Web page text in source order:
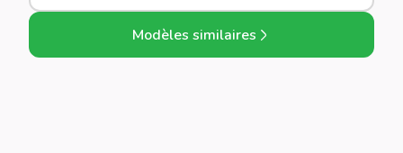
Modèles similaires